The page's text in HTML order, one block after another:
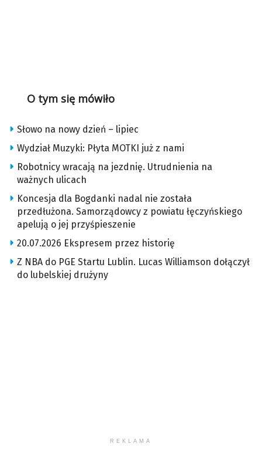
O tym się mówiło
Słowo na nowy dzień – lipiec
Wydział Muzyki: Płyta MOTKI już z nami
Robotnicy wracają na jezdnię. Utrudnienia na
ważnych ulicach
Koncesja dla Bogdanki nadal nie została
przedłużona. Samorządowcy z powiatu łęczyńskiego
apelują o jej przyśpieszenie
20.07.2026 Ekspresem przez historię
Z NBA do PGE Startu Lublin. Lucas Williamson dołączył
do lubelskiej drużyny
REKLAMA